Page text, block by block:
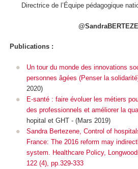
Directrice de l’Équipe pédagogique
Publications :
Un tour du monde des innovations
personnes âgées (Penser la
2020)
E-santé : faire évoluer les métiers
des professionnels et améliorer la
hopital et GHT - (Mars 2019)
Sandra Bertezene, Control of
France: The 2016 reform may
system. Healthcare Policy,
122 (4), pp.329-333